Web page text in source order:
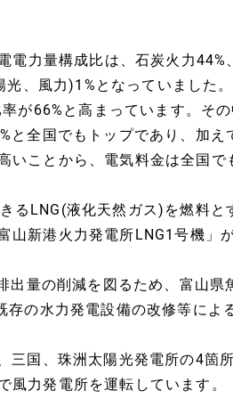
力量構成比は、石炭火力44%
、風力)1%となっていました
が66%と高まっています。そ
と全国でもトップであり、加え
いことから、電気料金は全国で
るLNG(液化天然ガス)を燃料と
山新港火力発電所LNG1号機」
出量の削減を図るため、富山県
の水力発電設備の改修等によ
三国、珠洲太陽光発電所の4箇
力発電所を運転しています。